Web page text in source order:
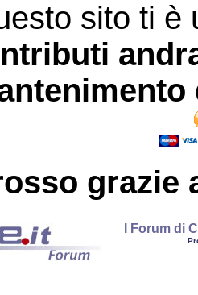
sito ti è
grazie
I Forum di